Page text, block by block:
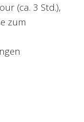
(ca. 3 Std.),
zum